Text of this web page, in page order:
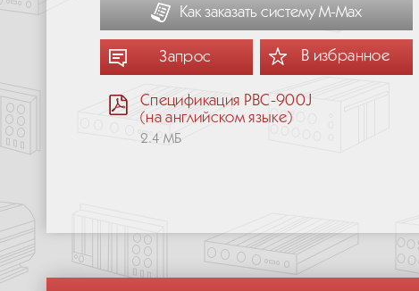
Как заказать систему М-Мах
Запрос В избранное
Спецификация PBC-900J
(на английском языке)
2.4 МБ